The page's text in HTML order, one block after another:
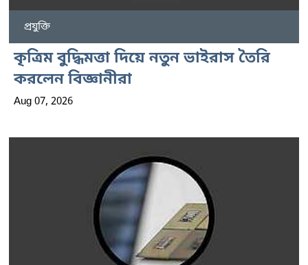
প্রযুক্তি
কৃত্রিম বুদ্ধিমত্তা দিয়ে নতুন ভাইরাস তৈরি
করলেন বিজ্ঞানীরা
Aug 07, 2026